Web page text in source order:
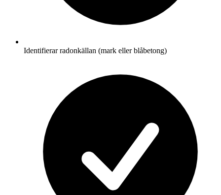
Identifierar radonkällan (mark eller blåbetong)